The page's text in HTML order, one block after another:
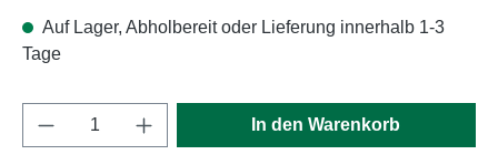
Auf Lager, Abholbereit oder Lieferung innerhalb 1-3
Tage
Produkt Anzahl: Gib den gewünschten
In den Warenkorb